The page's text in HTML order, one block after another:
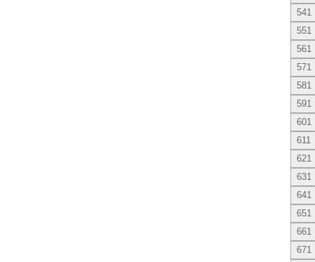
541
551
561
571
581
591
601
611
621
631
641
651
661
671